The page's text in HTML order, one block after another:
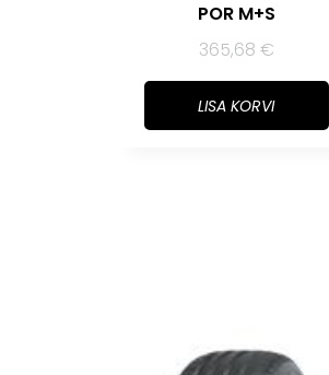
POR M+S
365,68 €
LISA KORVI